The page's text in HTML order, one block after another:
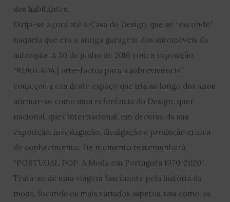
dos habitantes.
Dirija-se agora até à Casa do Design, que se “esconde”
naquela que era a antiga garagem dos automóveis da
autarquia. A 30 de junho de 2016 com a exposição
“BURILADA | arte-factos para a sobrevivência”
começou a era deste espaço que iria ao longo dos anos
afirmar-se como uma referência do Design, quer
nacional, quer internacional, em decurso da sua
exposição, investigação, divulgação e produção crítica
de conhecimento. De momento testemunhará
“PORTUGAL POP. A Moda em Português 1970-2020”.
Trata-se de uma viagem fascinante pela história da
moda, focando os mais variados aspetos, tais como, as